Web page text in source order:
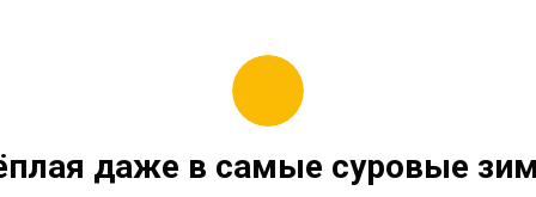
даже в самые суровые